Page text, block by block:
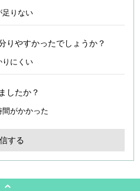
足りない
りやすかったでしょうか？
りにくい
したか？
間がかかった